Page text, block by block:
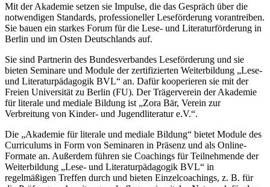
Mit der Akademie setzen sie Impulse, die das Gespräch über die
notwendigen Standards, professioneller Leseförderung vorantreiben.
Sie bauen ein starkes Forum für die Lese- und Literaturförderung in
Berlin und im Osten Deutschlands auf.
Sie sind Partnerin des Bundesverbandes Leseförderung und sie
bieten Seminare und Module der zertifizierten Weiterbildung „Lese-
und Literaturpädagogik BVL“ an. Dafür kooperieren sie mit der
Freien Universität zu Berlin (FU). Der Trägerverein der Akademie
für literale und mediale Bildung ist „Zora Bär, Verein zur
Verbreitung von Kinder- und Jugendliteratur e.V.“.
Die „Akademie für literale und mediale Bildung“ bietet Module des
Curriculums in Form von Seminaren in Präsenz und als Online-
Formate an. Außerdem führen sie Coachings für Teilnehmende der
Weiterbildung „Lese- und Literaturpädagogik BVL“ in
regelmäßigen Treffen durch und bieten Einzelcoachings, z. B. für